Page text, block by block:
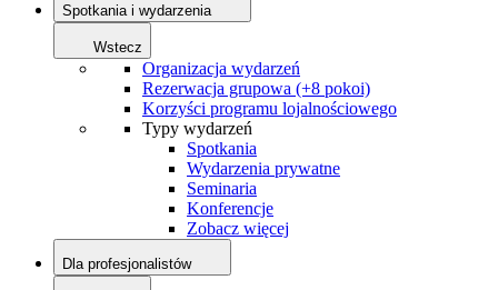
Spotkania i wydarzenia
Wstecz
Organizacja wydarzeń
Rezerwacja grupowa (+8 pokoi)
Korzyści programu lojalnościowego
Typy wydarzeń
Spotkania
Wydarzenia prywatne
Seminaria
Konferencje
Zobacz więcej
Dla profesjonalistów